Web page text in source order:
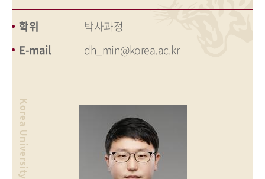
학위
박사과정
E-mail
dh_min@korea.ac.kr